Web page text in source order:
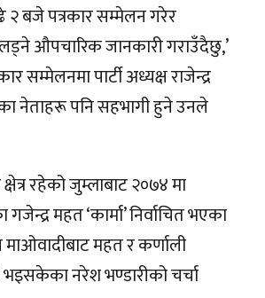
२ बजे पत्रकार सम्मेलन गरेर
औपचारिक जानकारी गराउँदैछु,’
सम्मेलनमा पार्टी अध्यक्ष राजेन्द्र
नेताहरू पनि सहभागी हुने उनले
क्षेत्र रहेको जुम्लाबाट २०७४ मा
महत ‘कार्मा’ निर्वाचित भएका
महत र कर्णाली
भइसकेका नरेश भण्डारीको चर्चा